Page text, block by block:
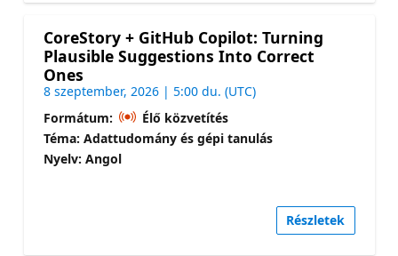
CoreStory + GitHub Copilot: Turning
Plausible Suggestions Into Correct
Ones
8 szeptember, 2026 | 5:00 du. (UTC)
Formátum:
Élő közvetítés
Téma: Adattudomány és gépi tanulás
Nyelv: Angol
Részletek